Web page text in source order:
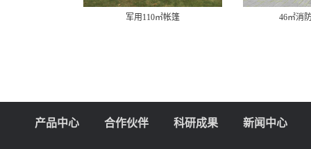
军用110㎡帐篷 46㎡消
产品中心 合作伙伴 科研成果 新闻中心